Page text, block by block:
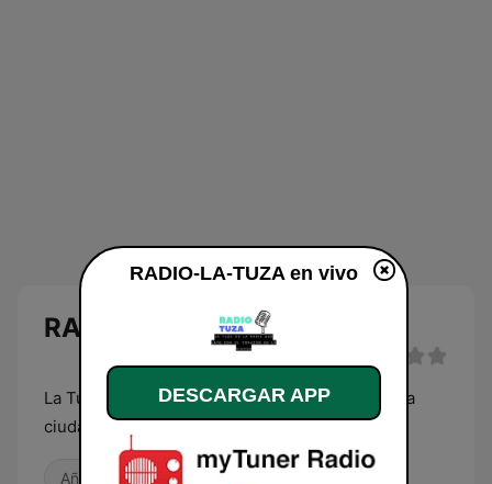
RADIO-LA-TUZA en vivo
La Tuza es la radio que late con el corazón de la
ciudad
Años 80 Años 90
RADIO-LA-TUZA en vivo
DESCARGAR APP